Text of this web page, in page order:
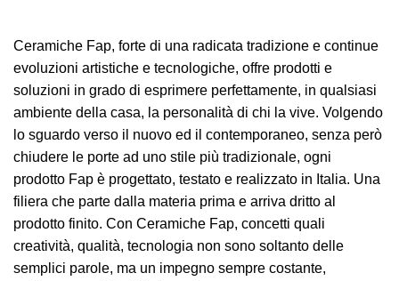
Ceramiche Fap, forte di una radicata tradizione e continue
evoluzioni artistiche e tecnologiche, offre prodotti e
soluzioni in grado di esprimere perfettamente, in qualsiasi
ambiente della casa, la personalità di chi la vive. Volgendo
lo sguardo verso il nuovo ed il contemporaneo, senza però
chiudere le porte ad uno stile più tradizionale, ogni
prodotto Fap è progettato, testato e realizzato in Italia. Una
filiera che parte dalla materia prima e arriva dritto al
prodotto finito. Con Ceramiche Fap, concetti quali
creatività, qualità, tecnologia non sono soltanto delle
semplici parole, ma un impegno sempre costante,